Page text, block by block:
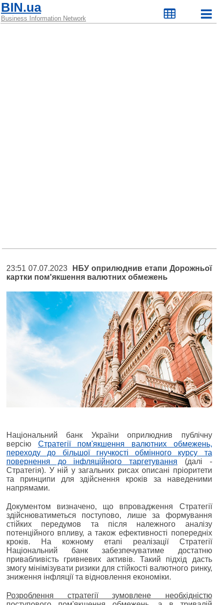
BIN.ua
Business Information Network
23:51 07.07.2023
НБУ оприлюднив етапи Дорожньої
картки пом'якшення валютних обмежень
Національний банк України оприлюднив публічну
версію Стратегії пом'якшення валютних обмежень,
переходу до більшої гнучкості обмінного курсу та
повернення до інфляційного таргетування (далі -
Стратегія). У ній у загальних рисах описані пріоритети
та принципи для здійснення кроків за наведеними
напрямами.
Документом визначено, що впровадження Стратегії
здійснюватиметься поступово, лише за формування
стійких передумов та після належного аналізу
потенційного впливу, а також ефективності попередніх
кроків. На кожному етапі реалізації Стратегії
Національний банк забезпечуватиме достатню
привабливість гривневих активів. Такий підхід дасть
змогу мінімізувати ризики для стійкості валютного ринку,
зниження інфляції та відновлення економіки.
Розроблення стратегії зумовлене необхідністю